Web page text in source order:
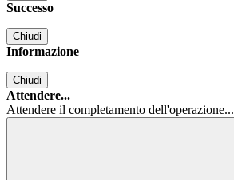
Successo
Chiudi
Informazione
Chiudi
Attendere...
Attendere il completamento dell'operazione...